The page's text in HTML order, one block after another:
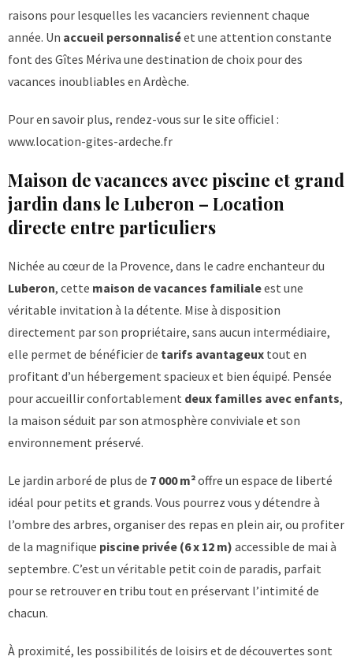
raisons pour lesquelles les vacanciers reviennent chaque
année. Un accueil personnaliséet une attention constante
font des Gîtes Mériva une destination de choix pour des
vacances inoubliables en Ardèche.
Pour en savoir plus, rendez-vous sur le site officiel :
www.location-gites-ardeche.fr
Maison de vacances avec piscine et grand
jardin dans le Luberon – Location
directe entre particuliers
Nichée au cœur de la Provence, dans le cadre enchanteur du
Luberon, cette maison de vacances familialeest une
véritable invitation à la détente. Mise à disposition
directement par son propriétaire, sans aucun intermédiaire,
elle permet de bénéficier de tarifs avantageux tout en
profitant d’un hébergement spacieux et bien équipé. Pensée
pour accueillir confortablement deux familles avec enfants,
la maison séduit par son atmosphère conviviale et son
environnement préservé.
Le jardin arboré de plus de 7 000 m²offre un espace de liberté
idéal pour petits et grands. Vous pourrez vous y détendre à
l’ombre des arbres, organiser des repas en plein air, ou profiter
de la magnifique piscine privée (6 x 12 m) accessible de mai à
septembre. C’est un véritable petit coin de paradis, parfait
pour se retrouver en tribu tout en préservant l’intimité de
chacun.
À proximité, les possibilités de loisirs et de découvertes sont